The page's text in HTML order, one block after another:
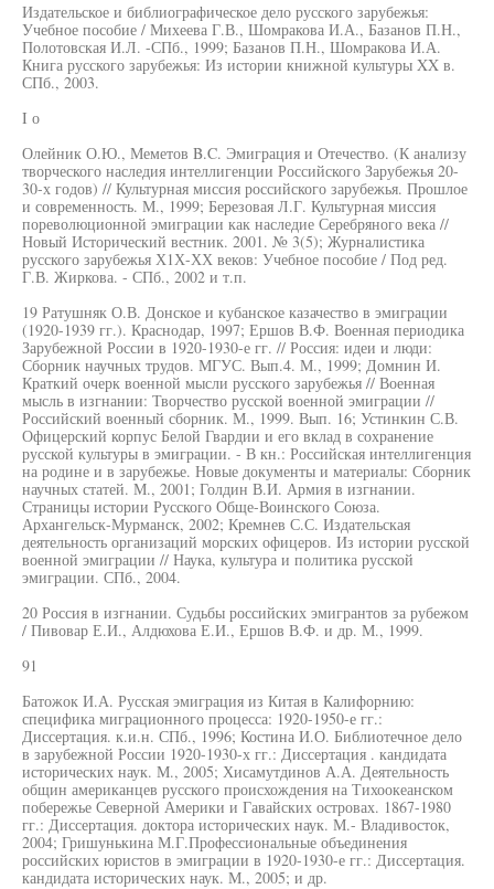
Издательское и библиографическое дело русского зарубежья:
Учебное пособие / Михеева Г.В., Шомракова И.А., Базанов П.Н.,
Полотовская И.Л. -СПб., 1999; Базанов П.Н., Шомракова И.А.
Книга русского зарубежья: Из истории книжной культуры XX в.
СПб., 2003.
I о
Олейник О.Ю., Меметов B.C. Эмиграция и Отечество. (К анализу
творческого наследия интеллигенции Российского Зарубежья 20-
30-х годов) // Культурная миссия российского зарубежья. Прошлое
и современность. М., 1999; Березовая Л.Г. Культурная миссия
пореволюционной эмиграции как наследие Серебряного века //
Новый Исторический вестник. 2001. № 3(5); Журналистика
русского зарубежья Х1Х-ХХ веков: Учебное пособие / Под ред.
Г.В. Жиркова. - СПб., 2002 и т.п.
19 Ратушняк О.В. Донское и кубанское казачество в эмиграции
(1920-1939 гг.). Краснодар, 1997; Ершов В.Ф. Военная периодика
Зарубежной России в 1920-1930-е гг. // Россия: идеи и люди:
Сборник научных трудов. МГУС. Вып.4. М., 1999; Домнин И.
Краткий очерк военной мысли русского зарубежья // Военная
мысль в изгнании: Творчество русской военной эмиграции //
Российский военный сборник. М., 1999. Вып. 16; Устинкин С.В.
Офицерский корпус Белой Гвардии и его вклад в сохранение
русской культуры в эмиграции. - В кн.: Российская интеллигенция
на родине и в зарубежье. Новые документы и материалы: Сборник
научных статей. М., 2001; Голдин В.И. Армия в изгнании.
Страницы истории Русского Обще-Воинского Союза.
Архангельск-Мурманск, 2002; Кремнев С.С. Издательская
деятельность организаций морских офицеров. Из истории русской
военной эмиграции // Наука, культура и политика русской
эмиграции. СПб., 2004.
20 Россия в изгнании. Судьбы российских эмигрантов за рубежом
/ Пивовар Е.И., Алдюхова Е.И., Ершов В.Ф. и др. М., 1999.
91
Батожок И.А. Русская эмиграция из Китая в Калифорнию:
специфика миграционного процесса: 1920-1950-е гг.:
Диссертация. к.и.н. СПб., 1996; Костина И.О. Библиотечное дело
в зарубежной России 1920-1930-х гг.: Диссертация . кандидата
исторических наук. М., 2005; Хисамутдинов А.А. Деятельность
общин американцев русского происхождения на Тихоокеанском
побережье Северной Америки и Гавайских островах. 1867-1980
гг.: Диссертация. доктора исторических наук. М.- Владивосток,
2004; Гришунькина М.Г.Профессиональные объединения
российских юристов в эмиграции в 1920-1930-е гг.: Диссертация.
кандидата исторических наук. М., 2005; и др.